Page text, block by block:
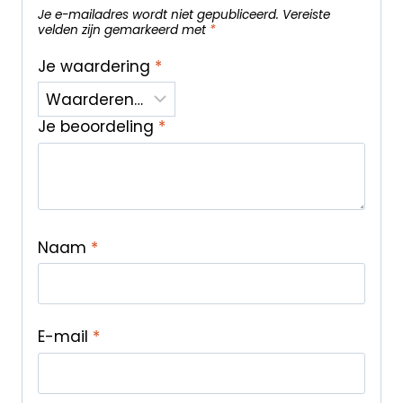
Je e-mailadres wordt niet gepubliceerd. Vereiste
velden zijn gemarkeerd met *
Je waardering *
Je beoordeling *
Naam *
E-mail *